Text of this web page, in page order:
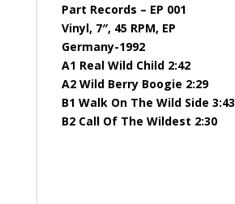
Part Records – EP 001
Vinyl, 7″, 45 RPM, EP
Germany-1992
A1 Real Wild Child 2:42
A2 Wild Berry Boogie 2:29
B1 Walk On The Wild Side 3:43
B2 Call Of The Wildest 2:30